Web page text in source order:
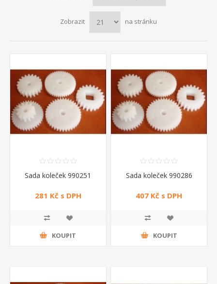
Zobrazit na stránku
Sada koleček 990251
281 Kč s DPH
KOUPIT
Sada koleček 990286
407 Kč s DPH
KOUPIT